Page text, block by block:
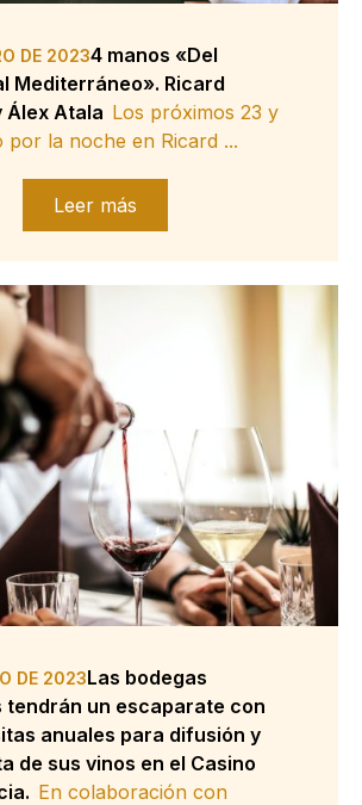
DE 20234 manos «Del
Mediterráneo». Ricard
Álex Atala Los próximos 23 y
por la noche en Ricard ...
Leer más
DE 2023Las bodegas
tendrán un escaparate con
anuales para difusión y
de sus vinos en el Casino
En colaboración con